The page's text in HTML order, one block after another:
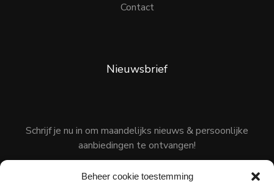
Beheer cookie toestemming
Contact
Nieuwsbrief
Schrijf je nu in om maandelijks nieuws & persoonlijke
aanbiedingen te ontvangen!